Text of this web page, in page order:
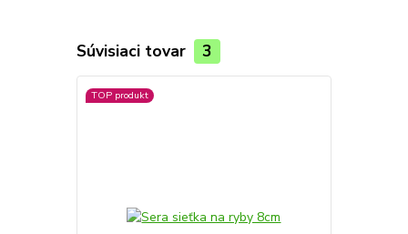
Súvisiaci tovar 3
TOP produkt